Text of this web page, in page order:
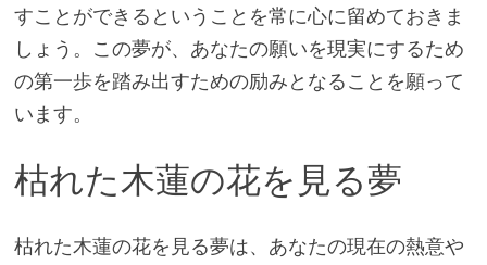
すことができるということを常に心に留めておきま
しょう。この夢が、あなたの願いを現実にするため
の第一歩を踏み出すための励みとなることを願って
います。
枯れた木蓮の花を見る夢
枯れた木蓮の花を見る夢は、あなたの現在の熱意や